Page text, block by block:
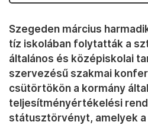
Szegeden március
tíz iskolában folytatták a
általános és középiskolai
szervezésű szakmai
csütörtökön a kormány
teljesítményértékelési
státusztörvényt, amelyek